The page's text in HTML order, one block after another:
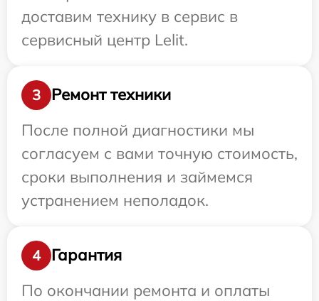
доставим технику в сервис в
сервисный центр Lelit.
3
Ремонт техники
После полной диагностики мы
согласуем с вами точную стоимость,
сроки выполнения и займемся
устранением неполадок.
4
Гарантия
По окончании ремонта и оплаты